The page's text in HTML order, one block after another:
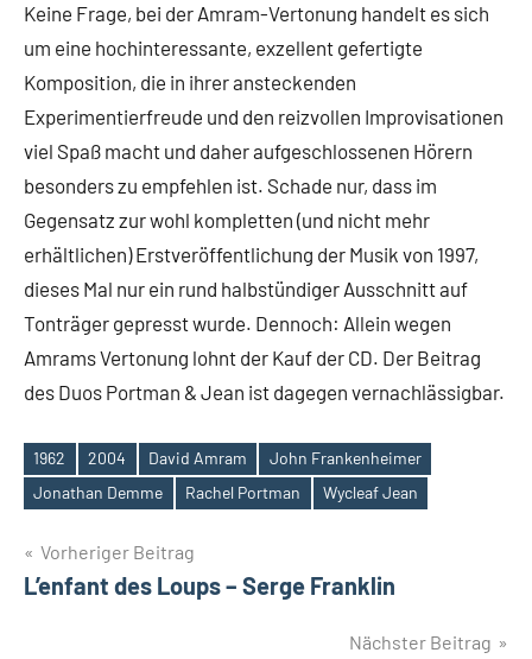
Keine Frage, bei der Amram-Vertonung handelt es sich
um eine hochinteressante, exzellent gefertigte
Komposition, die in ihrer ansteckenden
Experimentierfreude und den reizvollen Improvisationen
viel Spaß macht und daher aufgeschlossenen Hörern
besonders zu empfehlen ist. Schade nur, dass im
Gegensatz zur wohl kompletten (und nicht mehr
erhältlichen) Erstveröffentlichung der Musik von 1997,
dieses Mal nur ein rund halbstündiger Ausschnitt auf
Tonträger gepresst wurde. Dennoch: Allein wegen
Amrams Vertonung lohnt der Kauf der CD. Der Beitrag
des Duos Portman & Jean ist dagegen vernachlässigbar.
Schlagwörter
1962 2004 David Amram
John Frankenheimer
Jonathan Demme
Rachel Portman Wycleaf Jean
Beitragsnavigation
Vorheriger Beitrag
L’enfant des Loups – Serge Franklin
Nächster Beitrag